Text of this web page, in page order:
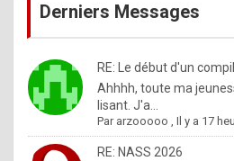
%
m
a
d
Derniers Messages
RE: Le début d'un
Ahhhh, toute ma
lisant. J'a...
Par arzooooo ,Il y a 17
RE: NASS 2026